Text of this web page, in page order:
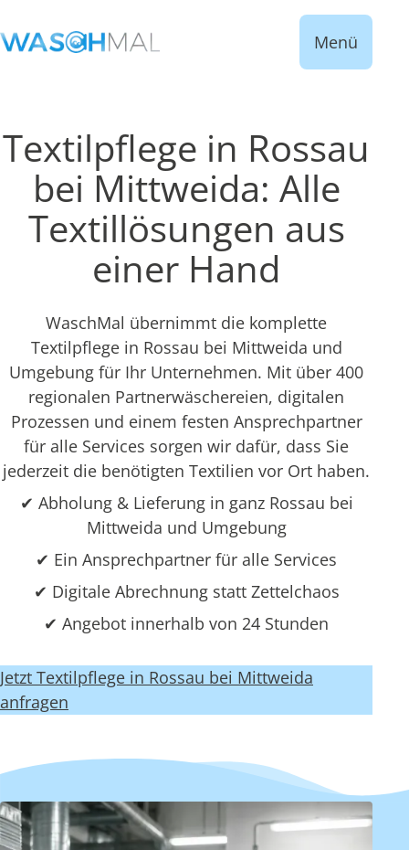
Menü
Textilpflege in Rossau
bei Mittweida: Alle
Textillösungen aus
einer Hand
WaschMal übernimmt die komplette
Textilpflege in Rossau bei Mittweida und
Umgebung für Ihr Unternehmen. Mit über 400
regionalen Partnerwäschereien, digitalen
Prozessen und einem festen Ansprechpartner
für alle Services sorgen wir dafür, dass Sie
jederzeit die benötigten Textilien vor Ort haben.
✔ Abholung & Lieferung in ganz Rossau bei
Mittweida und Umgebung
✔ Ein Ansprechpartner für alle Services
✔ Digitale Abrechnung statt Zettelchaos
✔ Angebot innerhalb von 24 Stunden
Jetzt Textilpflege in Rossau bei Mittweida
anfragen